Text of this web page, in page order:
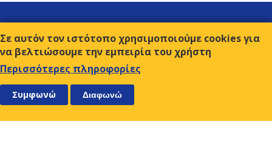
Επικοινωνία
Όροι χρήσης
Ο.Κ.Ε.
Σε αυτόν τον ιστότοπο χρησιμοποιούμε cookies για
να βελτιώσουμε την εμπειρία του χρήστη
Περισσότερες πληροφορίες
Συμφωνώ Διαφωνώ